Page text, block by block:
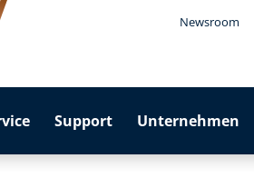
Newsroom
Support Unternehmen